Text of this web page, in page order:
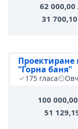
62 000,00
31
Проектиране
“Горна баня"
175 гласа
100
51